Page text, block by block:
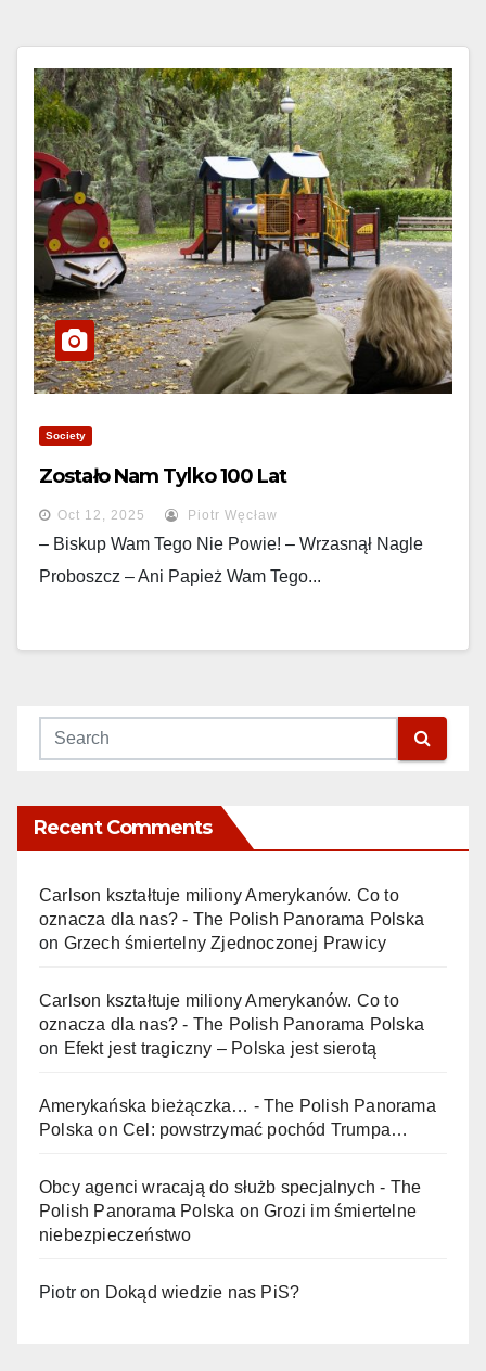
Society
Zostało Nam Tylko 100 Lat
Oct 12, 2025 Piotr Węcław
– Biskup Wam Tego Nie Powie! – Wrzasnął Nagle
Proboszcz – Ani Papież Wam Tego...
Recent Comments
Carlson kształtuje miliony Amerykanów. Co to
oznacza dla nas? - The Polish Panorama Polska
on Grzech śmiertelny Zjednoczonej Prawicy
Carlson kształtuje miliony Amerykanów. Co to
oznacza dla nas? - The Polish Panorama Polska
on Efekt jest tragiczny – Polska jest sierotą
Amerykańska bieżączka… - The Polish Panorama
Polska onCel: powstrzymać pochód Trumpa…
Obcy agenci wracają do służb specjalnych - The
Polish Panorama Polska onGrozi im śmiertelne
niebezpieczeństwo
Piotr on Dokąd wiedzie nas PiS?